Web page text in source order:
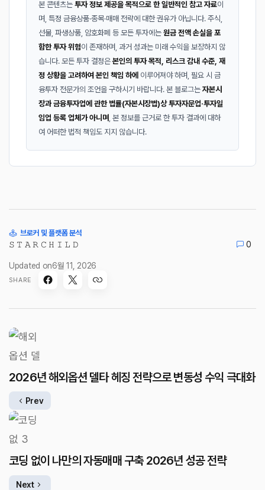
본 콘텐츠는 투자 정보 제공을 목적으로 한 일반적인 참고 자료이
며, 특정 금융상품·종목·매매 전략에 대한 권유가 아닙니다. 주식,
선물, 파생상품, 암호화폐 등 모든 투자에는 원금 전액 손실을 포
함한 투자 위험이 존재하며, 과거 성과는 미래 수익을 보장하지 않
습니다. 모든 투자 결정은본인의 투자 목적, 리스크 감내 수준, 재
정 상황을 고려하여 본인 책임 하에 이루어져야 하며, 필요 시 금
융투자 전문가의 조언을 구하시기 바랍니다. 본 블로그는 자본시
장과 금융투자업에 관한 법률(자본시장법)상 투자자문업·투자일
임업 등록 업체가 아니며 , 본 정보를 근거로 한 투자 결과에 대하
여 어떠한 법적 책임도 지지 않습니다.
브로커 및 플랫폼 분석
𝚂 𝚃 𝙰 𝚁 𝙲 𝙷 𝙸 𝙻 𝙳 0
Updated on6월 11, 2026
SHARE
2026년 해외옵션 델타 헤징 전략으로 변동성 수익 극대화
Prev
코딩 없이 나만의 자동매매 구축 2026년 성공 전략
Next